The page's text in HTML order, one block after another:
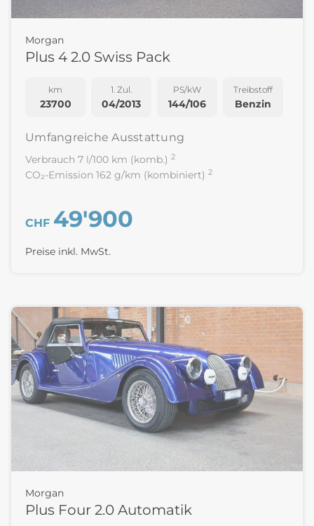
Morgan
Plus 4 2.0 Swiss Pack
km
23700
1. Zul.
04/2013
PS/kW
144/106
Treibstoff
Benzin
Umfangreiche Ausstattung
Verbrauch 7 l/100 km (komb.) 2
CO₂-Emission 162 g/km (kombiniert) 2
CHF 49'900
Preise inkl. MwSt.
Morgan
Plus Four 2.0 Automatik